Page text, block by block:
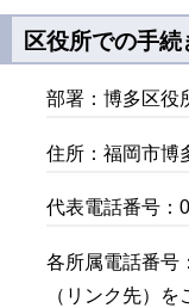
区役所での手
部署：博多区役
住所：福岡市博
代表電話番号：
各所属電話番号
（リンク先）を